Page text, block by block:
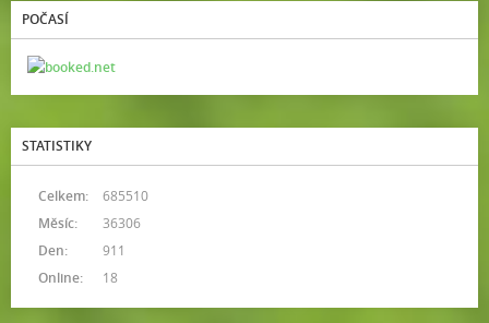
POČASÍ
STATISTIKY
Online: 18
Celkem:
685510
Měsíc:
36306
Den:
911